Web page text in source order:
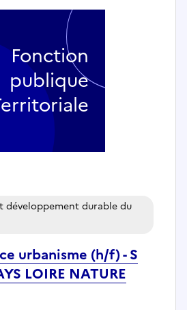
urbanisme (h/f) - S
LOIRE NATURE
développement durable du
Fonction
publique